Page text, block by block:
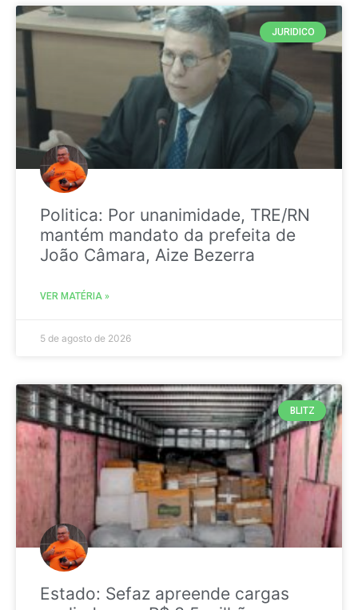
JURIDICO
Politica: Por unanimidade, TRE/RN
mantém mandato da prefeita de
João Câmara, Aize Bezerra
VER MATÉRIA »
5 de agosto de 2026
BLITZ
Estado: Sefaz apreende cargas